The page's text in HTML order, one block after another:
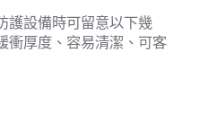
護設備時可留意以下幾
衝厚度、容易清潔、可客